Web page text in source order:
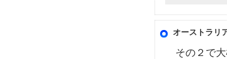
オーストラリ
その２で大